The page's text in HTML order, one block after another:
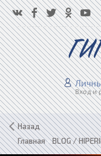
Вход и
Назад
Главная»BLOG /